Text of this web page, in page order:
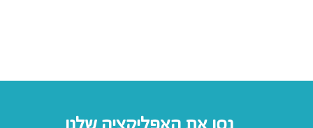
נסו את האפליקציה שלנו